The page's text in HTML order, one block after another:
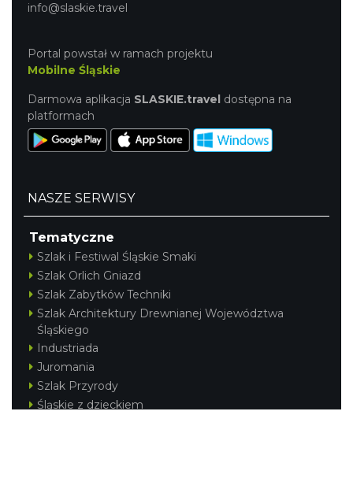
info@slaskie.travel
Portal powstał w ramach projektu
Mobilne Śląskie
Darmowa aplikacja SLASKIE.travel dostępna na
platformach
NASZE SERWISY
Tematyczne
Szlak i Festiwal Śląskie Smaki
Szlak Orlich Gniazd
Szlak Zabytków Techniki
Szlak Architektury Drewnianej Województwa
Śląskiego
Industriada
Juromania
Szlak Przyrody
Śląskie z dzieckiem